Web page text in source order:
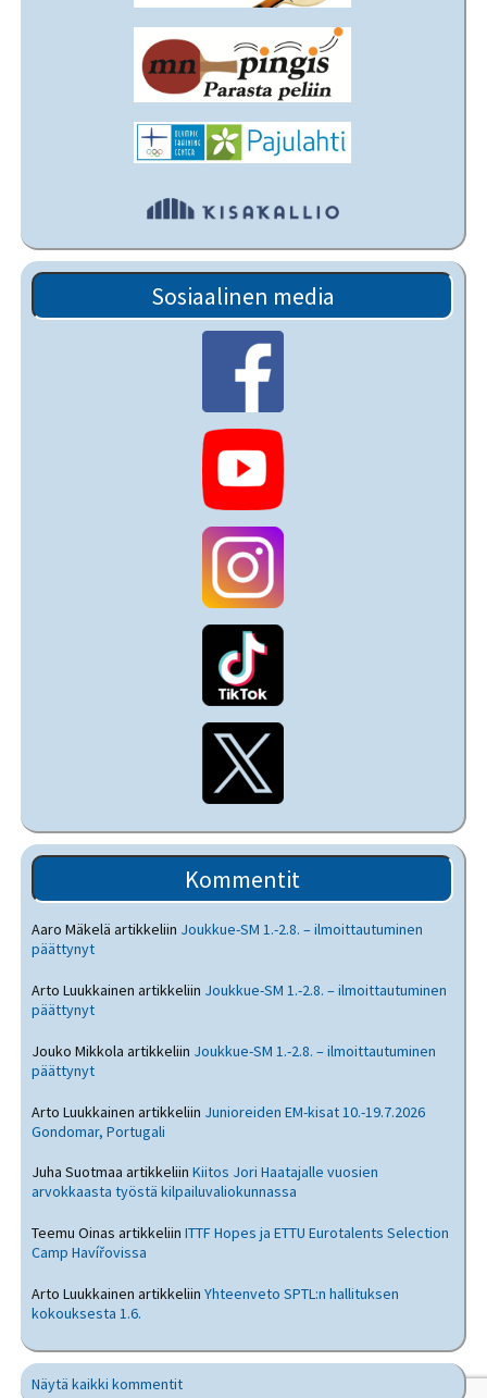
Sosiaalinen media
Kommentit
Aaro Mäkelä artikkeliin Joukkue-SM 1.-2.8. – ilmoittautuminen
päättynyt
Arto Luukkainen artikkeliin Joukkue-SM 1.-2.8. – ilmoittautuminen
päättynyt
Jouko Mikkola artikkeliin Joukkue-SM 1.-2.8. – ilmoittautuminen
päättynyt
Arto Luukkainen artikkeliin Junioreiden EM-kisat 10.-19.7.2026
Gondomar, Portugali
Juha Suotmaa artikkeliinKiitos Jori Haatajalle vuosien
arvokkaasta työstä kilpailuvaliokunnassa
Teemu Oinas artikkeliinITTF Hopes ja ETTU Eurotalents Selection
Camp Havířovissa
Arto Luukkainen artikkeliinYhteenveto SPTL:n hallituksen
kokouksesta 1.6.
Näytä kaikki kommentit